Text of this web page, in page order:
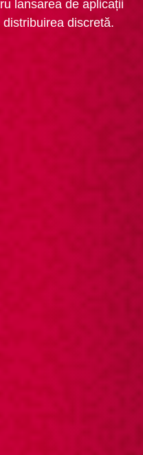
lansarea de aplicații
discretă.